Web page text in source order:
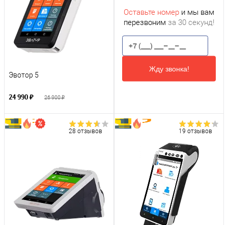
Эвотор 5
24 990 ₽ 26 900 ₽
Оставьте номер и мы вам
перезвоним за 30 секунд!
Жду звонка!
28 отзывов 19 отзывов